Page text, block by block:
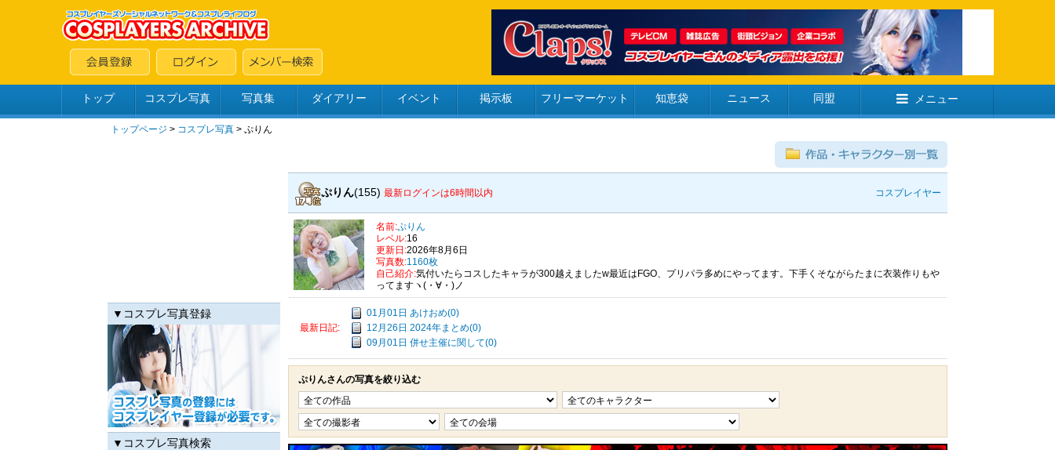
トップ コスプレ写真 写真集 ダイアリー イベント 掲示板 フリーマーケット 知恵袋 ニュース 同盟 メニュー
トップページ > コスプレ写真 > ぷりん
▼コスプレ写真登録
▼コスプレ写真検索
ぷりん(155) 最新ログインは6時間以内 コスプレイヤー
名前:ぷりん
レベル:16
更新日:2026年8月6日
写真数:1160枚
自己紹介:気付いたらコスしたキャラが300越えましたw最近はFGO、プリパラ多めにやってます。下手くそながらたまに衣装作りもや
ってますヽ(・∀・)ノ
最新日記:
01月01日 あけおめ(0)
12月26日 2024年まとめ(0)
09月01日 併せ主催に関して(0)
ぷりんさんの写真を絞り込む